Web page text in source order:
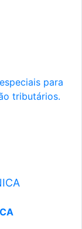
para
tributários.